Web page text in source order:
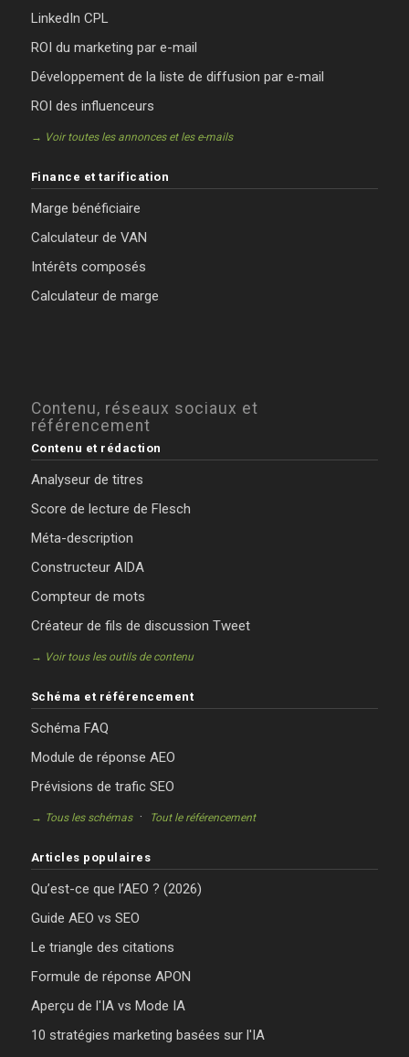
LinkedIn CPL
ROI du marketing par e-mail
Développement de la liste de diffusion par e-mail
ROI des influenceurs
→ Voir toutes les annonces et les e-mails
Finance et tarification
Marge bénéficiaire
Calculateur de VAN
Intérêts composés
Calculateur de marge
Contenu, réseaux sociaux et
référencement
Contenu et rédaction
Analyseur de titres
Score de lecture de Flesch
Méta-description
Constructeur AIDA
Compteur de mots
Créateur de fils de discussion Tweet
→ Voir tous les outils de contenu
Schéma et référencement
Schéma FAQ
Module de réponse AEO
Prévisions de trafic SEO
→ Tous les schémas· Tout le référencement
Articles populaires
Qu’est-ce que l’AEO ? (2026)
Guide AEO vs SEO
Le triangle des citations
Formule de réponse APON
Aperçu de l'IA vs Mode IA
10 stratégies marketing basées sur l'IA